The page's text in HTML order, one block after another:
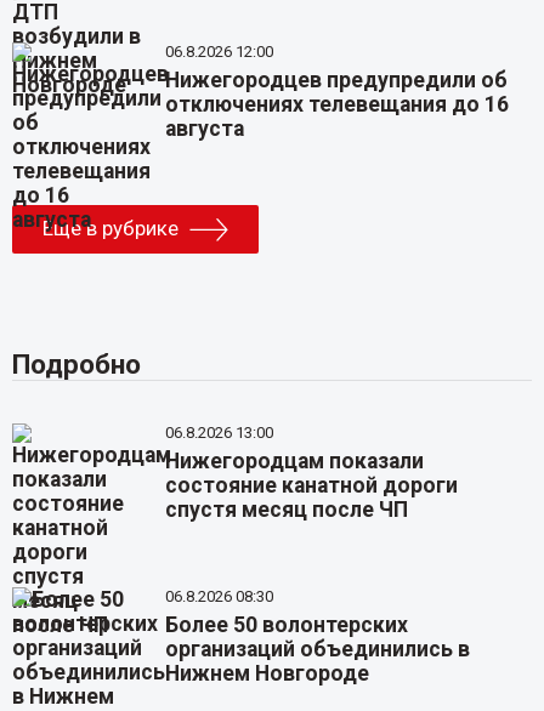
06.8.2026 12:00
Нижегородцев предупредили об
отключениях телевещания до 16
августа
Еще в рубрике
Подробно
06.8.2026 13:00
Нижегородцам показали
состояние канатной дороги
спустя месяц после ЧП
06.8.2026 08:30
Более 50 волонтерских
организаций объединились в
Нижнем Новгороде